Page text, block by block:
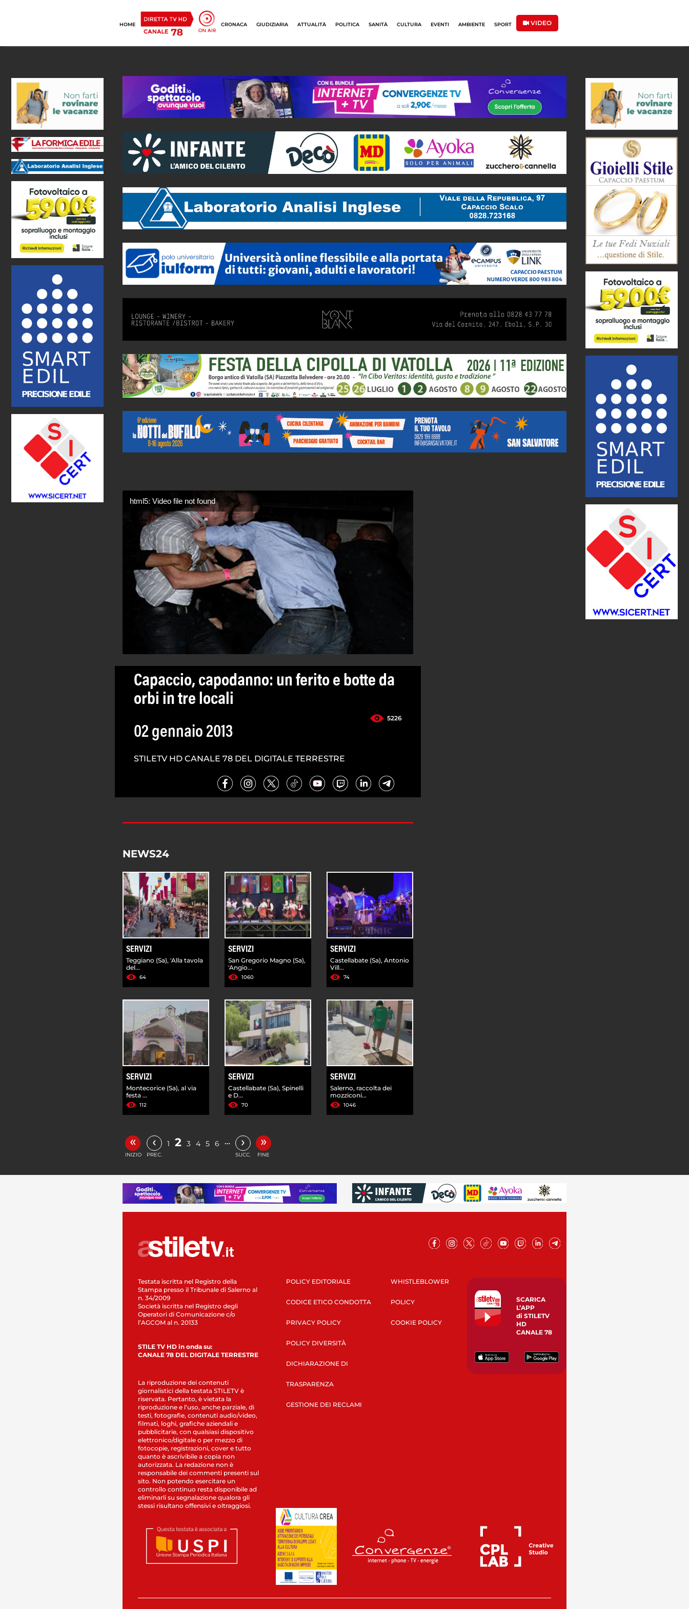
HOME CRONACA GIUDIZIARIA ATTUALITÀ POLITICA SANITÀ CULTURA EVENTI AMBIENTE SPORT VIDEO
html5: Video file not found
Capaccio, capodanno: un ferito e botte da
orbi in tre locali
5226
02 gennaio 2013
STILETV HD CANALE 78 DEL DIGITALE TERRESTRE
NEWS24
SERVIZI
Teggiano (Sa), 'Alla tavola
del...
64
SERVIZI
San Gregorio Magno (Sa),
'Angio...
1060
SERVIZI
Castellabate (Sa), Antonio
Vill...
74
SERVIZI
Montecorice (Sa), al via
festa ...
112
SERVIZI
Castellabate (Sa), Spinelli
e D...
70
SERVIZI
Salerno, raccolta dei
mozziconi...
1046
«
INIZIO
‹
PREC.
1 2 3 4 5 6 … ›
SUCC.
»
FINE
Testata iscritta nel Registro della
Stampa presso il Tribunale di Salerno al
n. 34/2009
Società iscritta nel Registro degli
Operatori di Comunicazione c/o
l’AGCOM al n. 20133
STILE TV HD in onda su:
CANALE 78 DEL DIGITALE TERRESTRE
La riproduzione dei contenuti
giornalistici della testata STILETV è
riservata. Pertanto, è vietata la
riproduzione e l’uso, anche parziale, di
testi, fotografie, contenuti audio/video,
filmati, loghi, grafiche aziendali e
pubblicitarie, con qualsiasi dispositivo
elettronico/digitale o per mezzo di
fotocopie, registrazioni, cover e tutto
quanto è ascrivibile a copia non
autorizzata. La redazione non è
responsabile dei commenti presenti sul
sito. Non potendo esercitare un
controllo continuo resta disponibile ad
eliminarli su segnalazione qualora gli
stessi risultano offensivi e oltraggiosi.
POLICY EDITORIALE
CODICE ETICO CONDOTTA
PRIVACY POLICY
POLICY DIVERSITÀ
DICHIARAZIONE DI
TRASPARENZA
GESTIONE DEI RECLAMI
WHISTLEBLOWER
POLICY
COOKIE POLICY
SCARICA
L’APP
di STILETV
HD
CANALE 78